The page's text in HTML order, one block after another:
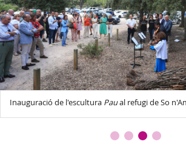
Inauguració de l'escultura Paual refugi de So